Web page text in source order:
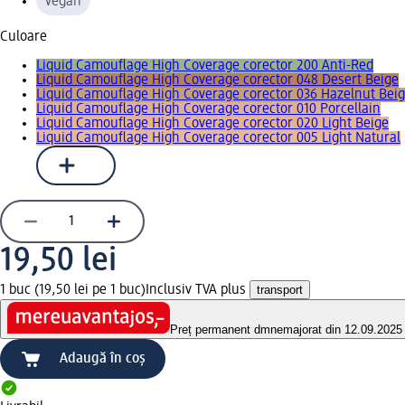
Culoare
Liquid Camouflage High Coverage corector 200 Anti-Red
Liquid Camouflage High Coverage corector 048 Desert Beige
Liquid Camouflage High Coverage corector 036 Hazelnut
Liquid Camouflage High Coverage corector 010 Porcellain
Liquid Camouflage High Coverage corector 020 Light Beige
Liquid Camouflage High Coverage corector 005 Light Natural
19,50 lei
1 buc (19,50 lei pe 1 buc) Inclusiv TVA plus transport
Preț permanent dmnemajorat din 12.09.2025
Adaugă în coș